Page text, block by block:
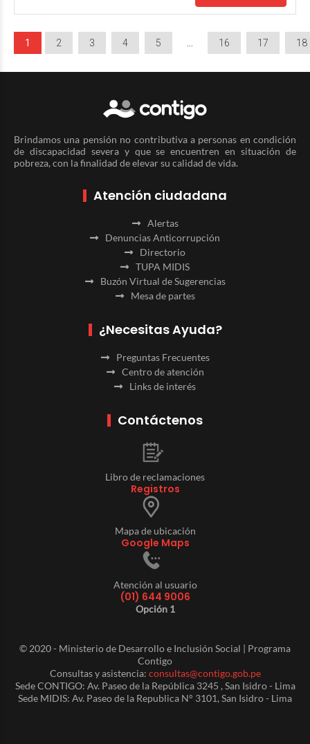
1 2 3 4 5 16 17 18
Brindamos una pensión no contributiva a personas en condición
de discapacidad severa y que se encuentren en situación de
pobreza, con la finalidad de elevar su calidad de vida.
Atención ciudadana
Alertas
Denuncias Anticorrupción
Directorio
TUPA MIDIS
Buzón Virtual de Sugerencias
Mesa de partes
¿Necesitas Ayuda?
Preguntas Frecuentes
Centro de atención
Links de interés
Contáctenos
Libro de reclamaciones
Registros
Mapa de ubicación
Google Maps
Atención al usuario
(01) 644 9006
Opción 1
© 2020 - Ministerio de Desarrollo e Inclusión Social | Programa
Contigo
Consultas y asistencia: consultas@contigo.gob.pe
Sede CONTIGO: Av. Paseo de la República 3245 , San Isidro - Lima
Sede MIDIS: Av. Paseo de la Republica N° 3101, San Isidro - Lima